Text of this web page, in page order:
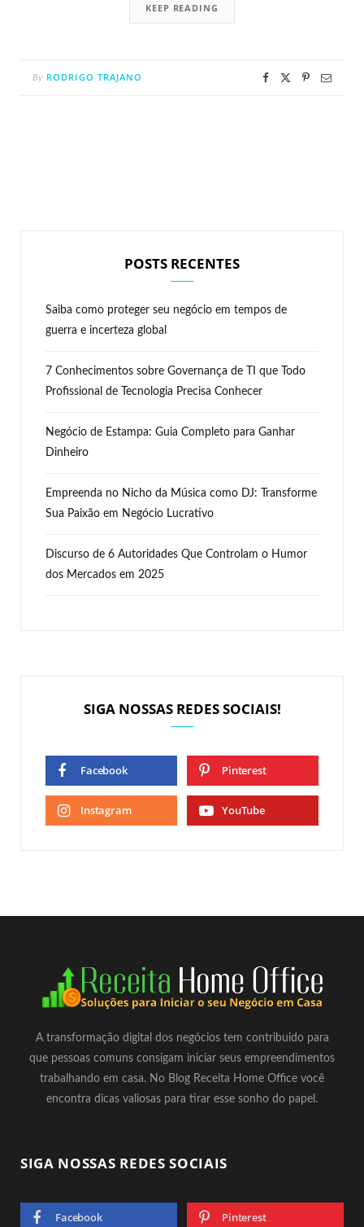
KEEP READING
By RODRIGO TRAJANO
POSTS RECENTES
Saiba como proteger seu negócio em tempos de
guerra e incerteza global
7 Conhecimentos sobre Governança de TI que Todo
Profissional de Tecnologia Precisa Conhecer
Negócio de Estampa: Guia Completo para Ganhar
Dinheiro
Empreenda no Nicho da Música como DJ: Transforme
Sua Paixão em Negócio Lucrativo
Discurso de 6 Autoridades Que Controlam o Humor
dos Mercados em 2025
SIGA NOSSAS REDES SOCIAIS!
Facebook Pinterest
Instagram YouTube
A transformação digital dos negócios tem contribuido para
que pessoas comuns consigam iniciar seus empreendimentos
trabalhando em casa. No Blog Receita Home Office você
encontra dicas valiosas para tirar esse sonho do papel.
SIGA NOSSAS REDES SOCIAIS
Facebook Pinterest